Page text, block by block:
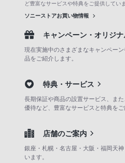
ど豊富なサービスや特典をご提供していま
ソニーストアお買い物情報
キャンペーン・オリジ
現在実施中のさまざまなキャンペー
品をご紹介します。
特典・サービス
長期保証や商品の設置サービス、ま
優待など、豊富なサービスと特典をご
店舗のご案内
銀座・札幌・名古屋・大阪・福岡天
います。